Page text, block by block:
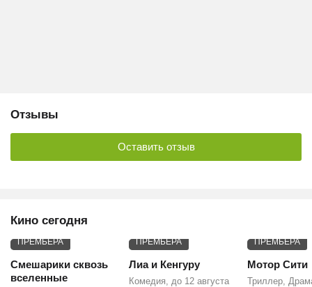
Отзывы
Оставить отзыв
Кино сегодня
ПРЕМЬЕРА
Смешарики сквозь
вселенные
ПРЕМЬЕРА
Лиа и Кенгуру
Комедия, до 12 августа
ПРЕМЬЕРА
Мотор Сити
Триллер,